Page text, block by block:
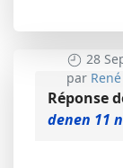
28
par René
Réponse
denen 11